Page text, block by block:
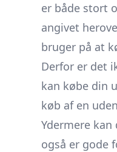
er både stort
angivet
bruger på at
Derfor er det
kan købe din
køb af en
Ydermere
også er gode